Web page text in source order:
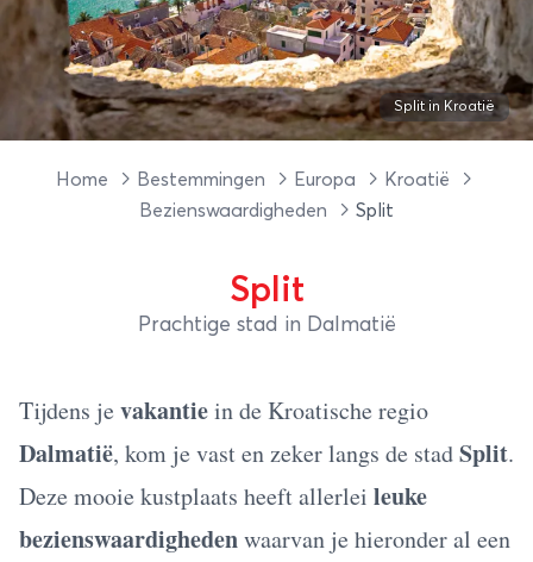
Split in Kroatië
Home Bestemmingen Europa
Kroatië
Bezienswaardigheden
Split
Split
Prachtige stad in Dalmatië
Tijdens jevakantiein de Kroatische regio
Dalmatië, kom je vast en zeker langs de stadSplit.
Deze mooie kustplaats heeft allerlei leuke
bezienswaardighedenwaarvan je hieronder al een